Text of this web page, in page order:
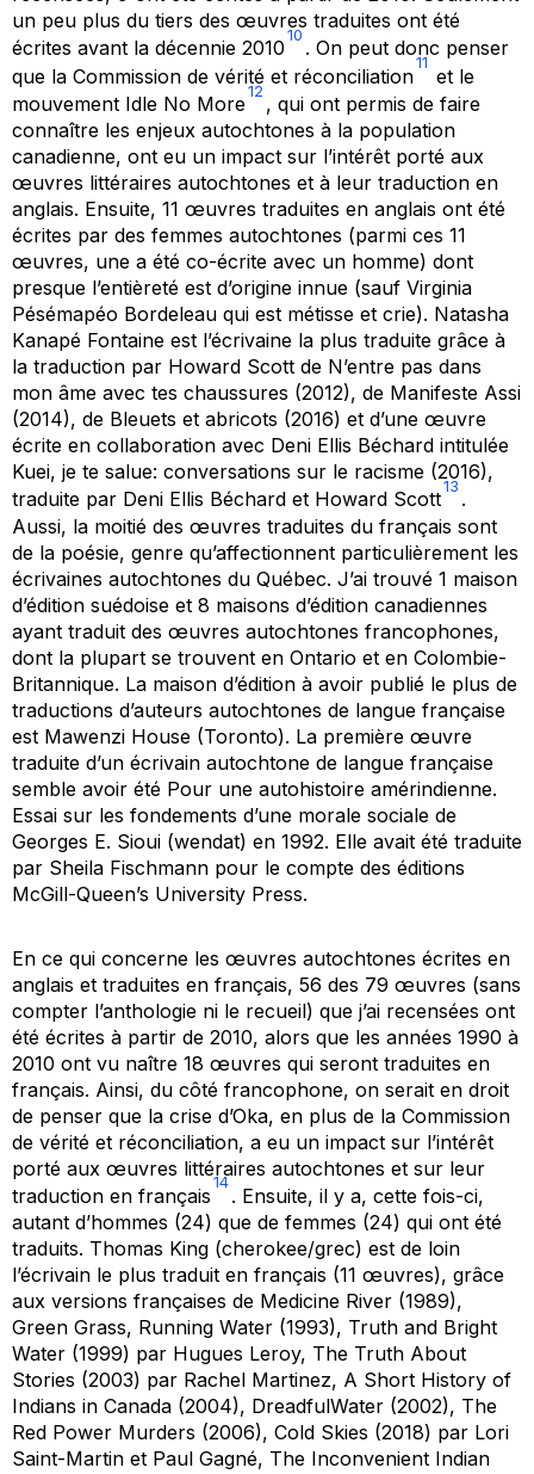
un peu plus du tiers des œuvres traduites ont été
écrites avant la décennie 2010
10
. On peut donc penser
que la Commission de vérité et réconciliation
11
et le
mouvement Idle No More
12
, qui ont permis de faire
connaître les enjeux autochtones à la population
canadienne, ont eu un impact sur l’intérêt porté aux
œuvres littéraires autochtones et à leur traduction en
anglais. Ensuite, 11 œuvres traduites en anglais ont été
écrites par des femmes autochtones (parmi ces 11
œuvres, une a été co-écrite avec un homme) dont
presque l’entièreté est d’origine innue (sauf Virginia
Pésémapéo Bordeleau qui est métisse et crie). Natasha
Kanapé Fontaine est l’écrivaine la plus traduite grâce à
la traduction par Howard Scott de N’entre pas dans
mon âme avec tes chaussures (2012), de Manifeste Assi
(2014), de Bleuets et abricots (2016) et d’une œuvre
écrite en collaboration avec Deni Ellis Béchard intitulée
Kuei, je te salue: conversations sur le racisme (2016),
traduite par Deni Ellis Béchard et Howard Scott
13
.
Aussi, la moitié des œuvres traduites du français sont
de la poésie, genre qu’affectionnent particulièrement les
écrivaines autochtones du Québec. J’ai trouvé 1 maison
d’édition suédoise et 8 maisons d’édition canadiennes
ayant traduit des œuvres autochtones francophones,
dont la plupart se trouvent en Ontario et en Colombie-
Britannique. La maison d’édition à avoir publié le plus de
traductions d’auteurs autochtones de langue française
est Mawenzi House (Toronto). La première œuvre
traduite d’un écrivain autochtone de langue française
semble avoir été Pour une autohistoire amérindienne.
Essai sur les fondements d’une morale sociale de
Georges E. Sioui (wendat) en 1992. Elle avait été traduite
par Sheila Fischmann pour le compte des éditions
McGill-Queen’s University Press.
En ce qui concerne les œuvres autochtones écrites en
anglais et traduites en français, 56 des 79 œuvres (sans
compter l’anthologie ni le recueil) que j’ai recensées ont
été écrites à partir de 2010, alors que les années 1990 à
2010 ont vu naître 18 œuvres qui seront traduites en
français. Ainsi, du côté francophone, on serait en droit
de penser que la crise d’Oka, en plus de la Commission
de vérité et réconciliation, a eu un impact sur l’intérêt
porté aux œuvres littéraires autochtones et sur leur
traduction en français
14
. Ensuite, il y a, cette fois-ci,
autant d’hommes (24) que de femmes (24) qui ont été
traduits. Thomas King (cherokee/grec) est de loin
l’écrivain le plus traduit en français (11 œuvres), grâce
aux versions françaises de Medicine River (1989),
Green Grass, Running Water (1993), Truth and Bright
Water (1999) par Hugues Leroy, The Truth About
Stories (2003) par Rachel Martinez, A Short History of
Indians in Canada (2004), DreadfulWater (2002), The
Red Power Murders (2006), Cold Skies (2018) par Lori
Saint-Martin et Paul Gagné, The Inconvenient Indian